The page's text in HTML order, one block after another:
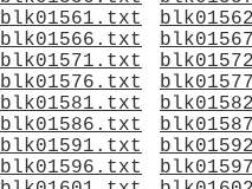
blk01561.txt
blk01566.txt
blk01571.txt
blk01576.txt
blk01581.txt
blk01586.txt
blk01591.txt
blk01596.txt